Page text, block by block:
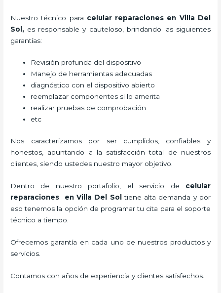
Nuestro técnico para celular reparaciones en Villa Del
Sol, es responsable y cauteloso, brindando las siguientes
garantías:
Revisión profunda del dispositivo
Manejo de herramientas adecuadas
diagnóstico con el dispositivo abierto
reemplazar componentes si lo amerita
realizar pruebas de comprobación
etc
Nos caracterizamos por ser cumplidos, confiables y
honestos, apuntando a la satisfacción total de nuestros
clientes, siendo ustedes nuestro mayor objetivo.
Dentro de nuestro portafolio, el servicio de celular
reparaciones en Villa Del Sol tiene alta demanda y por
eso tenemos la opción de programar tu cita para el soporte
técnico a tiempo.
Ofrecemos garantía en cada uno de nuestros productos y
servicios.
Contamos con años de experiencia y clientes satisfechos.